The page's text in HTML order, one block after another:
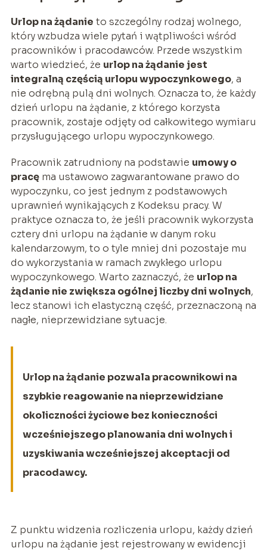
Urlop na żądanie to szczególny rodzaj wolnego,
który wzbudza wiele pytań i wątpliwości wśród
pracowników i pracodawców. Przede wszystkim
warto wiedzieć, że urlop na żądanie jest
integralną częścią urlopu wypoczynkowego, a
nie odrębną pulą dni wolnych. Oznacza to, że każdy
dzień urlopu na żądanie, z którego korzysta
pracownik, zostaje odjęty od całkowitego wymiaru
przysługującego urlopu wypoczynkowego.
Pracownik zatrudniony na podstawie umowy o
pracęma ustawowo zagwarantowane prawo do
wypoczynku, co jest jednym z podstawowych
uprawnień wynikających z Kodeksu pracy. W
praktyce oznacza to, że jeśli pracownik wykorzysta
cztery dni urlopu na żądanie w danym roku
kalendarzowym, to o tyle mniej dni pozostaje mu
do wykorzystania w ramach zwykłego urlopu
wypoczynkowego. Warto zaznaczyć, że urlop na
żądanie nie zwiększa ogólnej liczby dni wolnych,
lecz stanowi ich elastyczną część, przeznaczoną na
nagłe, nieprzewidziane sytuacje.
Urlop na żądanie pozwala pracownikowi na
szybkie reagowanie na nieprzewidziane
okoliczności życiowe bez konieczności
wcześniejszego planowania dni wolnych i
uzyskiwania wcześniejszej akceptacji od
pracodawcy.
Z punktu widzenia rozliczenia urlopu, każdy dzień
urlopu na żądanie jest rejestrowany w ewidencji